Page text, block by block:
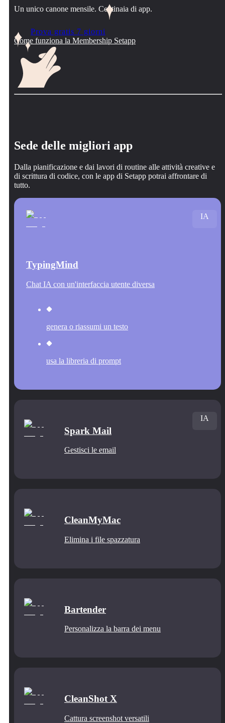
Un unico canone mensile. Centinaia di app.
Prova gratis 7 giorni
Come funziona la Membership Setapp
Sede delle migliori app
Dalla pianificazione e dai lavori di routine alle attività creative e
di scrittura di codice, con le app di Setapp potrai affrontare di
tutto.
TypingMind
Chat IA con un'interfaccia utente diversa
genera o riassumi un testo
usa la libreria di prompt
IA
Spark Mail
Gestisci le email
IA
CleanMyMac
Elimina i file spazzatura
Bartender
Personalizza la barra dei menu
CleanShot X
Cattura screenshot versatili